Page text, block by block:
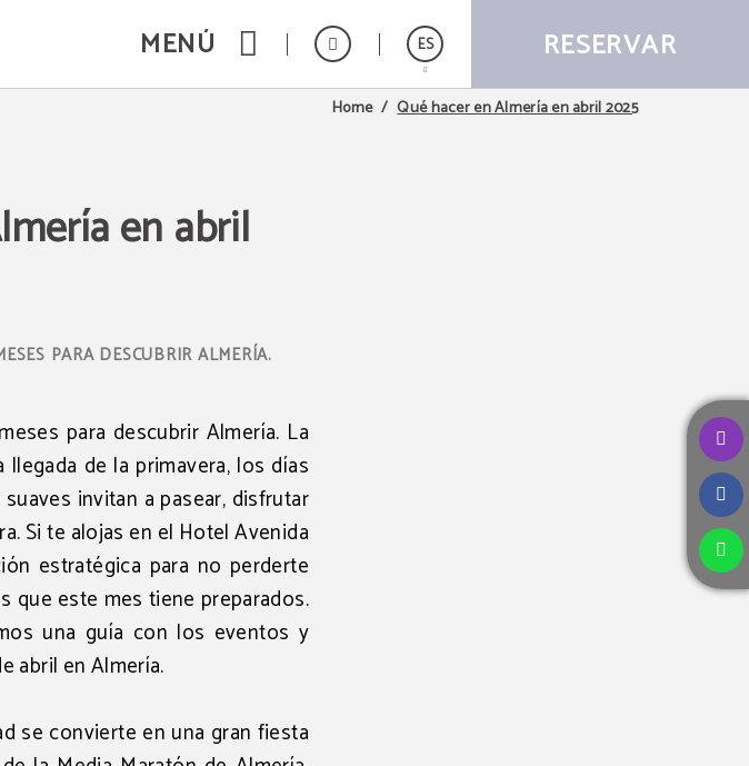
MENÚ ES RESERVAR
Home Qué hacer en Almería en abril 2025
en abril
PARA DESCUBRIR ALMERÍA.
para descubrir Almería. La
de la primavera, los días
invitan a pasear, disfrutar
Si te alojas en el Hotel Avenida
estratégica para no perderte
que este mes tiene preparados.
una guía con los eventos y
abril en Almería.
se convierte en una gran fiesta